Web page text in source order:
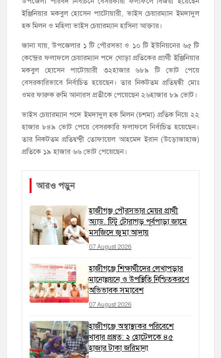
ইঞ্জিনিয়ার মকবুল হোসেন পাটোয়ারী, ভাইস চেয়ারম্যান ইমদাদুল
হক মিলন ও মহিলা ভাইস চেয়ারম্যান হাসিনা আক্তার।
জানা যায়, উপজেলার ১ টি পৌরসভা ও ১০ টি ইউনিয়নের ৬৫ টি
কেন্দ্রের ফলাফলে চেয়ারম্যান পদে ঘোড়া প্রতিকের প্রার্থী ইঞ্জিনিয়ার
মকবুল হোসেন পাটোয়ারী ৩২হাজার ৬৮৯ টি ভোট পেয়ে
বেসরকারিভাবে নির্বাচিত হয়েছেন। তার নিকটতম প্রতিদ্বন্ধী মোঃ
ওমর ফারুক রুমি আনারস প্রতীকে পেয়েছেন ২৬হাজার ৮৯ ভোট।
ভাইস চেয়ারম্যান পদে ইমদাদুল হক মিলন (চশমা) প্রতিক নিয়ে ২২
হাজার ৮৪৯ ভোট পেয়ে বেসরকারি ফলাফলে নির্বাচিত হয়েছেন।
তার নিকটতম প্রতিদ্বন্দ্বী তোফায়েল আহমেদ ইরান (উড়োজাহাজ)
প্রতিকে ১৯ হাজার ৬৬ ভোট পেয়েছেন।
আরও পড়ুন
হাজীগঞ্জ পৌরসভার মেয়র প্রার্থী
অ্যাড. টিটু টোরাগড় পূর্বপাড়া জামে
মসজিদে জুমা আদায়
07 August 2026
হাজীগঞ্জে শিক্ষার্থীদের লেখাপড়ার
মানোন্নয়নে ও উপস্থিতি নিশ্চিতকরণে
অভিভাবক সমাবেশ
07 August 2026
হাজীগঞ্জে অস্বাস্থ্যকর পরিবেশে
খাবার প্রস্তুত: ২ হোটেলকে ৪৫
হাজার টাকা জরিমানা